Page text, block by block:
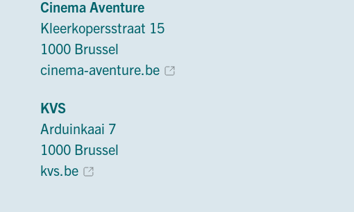
Cinema Aventure
Kleerkopersstraat 15
1000 Brussel
cinema-aventure.be
KVS
Arduinkaai 7
1000 Brussel
kvs.be